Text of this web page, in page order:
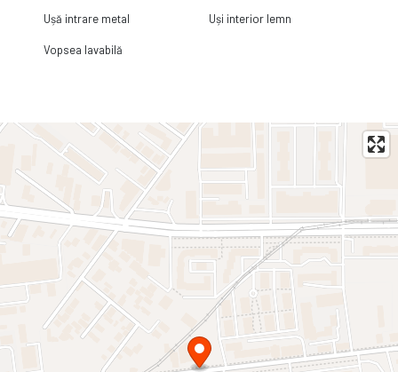
Ușă intrare metal Uși interior lemn
Vopsea lavabilă